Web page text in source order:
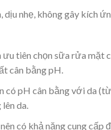
nhẹ, không gây kích
tiên chọn sữa rửa mặt
cân bằng pH.
có pH cân bằng với da
da.
có khả năng cung cấp